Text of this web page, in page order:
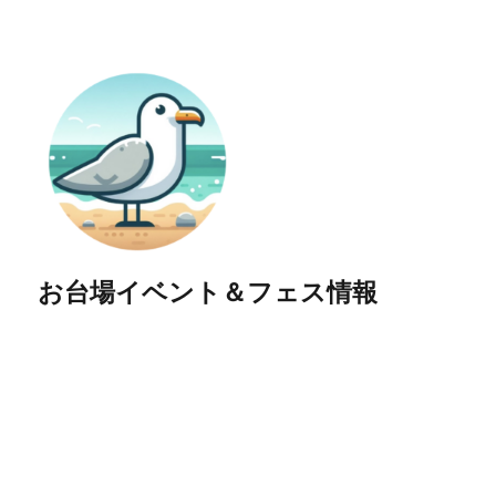
お台場イベント＆フェス情報